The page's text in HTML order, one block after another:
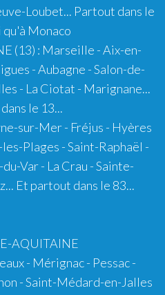
Loubet... Partout dans le
qu'à Monaco
(13) : Marseille -Aix-en-
- Aubagne - Salon-de-
- La Ciotat - Marignane...
le 13...
sur-Mer- Fréjus - Hyères
les-Plages -Saint-Raphaël -
Var - La Crau - Sainte-
... Et partout dans le 83...
AQUITAINE
- Mérignac - Pessac -
- Saint-Médard-en-Jalles